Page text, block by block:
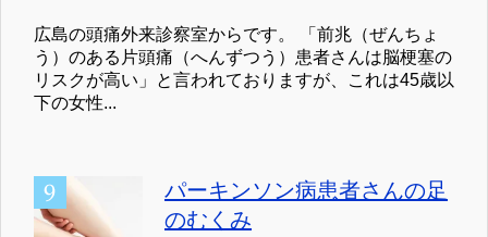
広島の頭痛外来診察室からです。 「前兆（ぜんちょ
う）のある片頭痛（へんずつう）患者さんは脳梗塞の
リスクが高い」と言われておりますが、これは45歳以
下の女性...
パーキンソン病患者さんの足
のむくみ